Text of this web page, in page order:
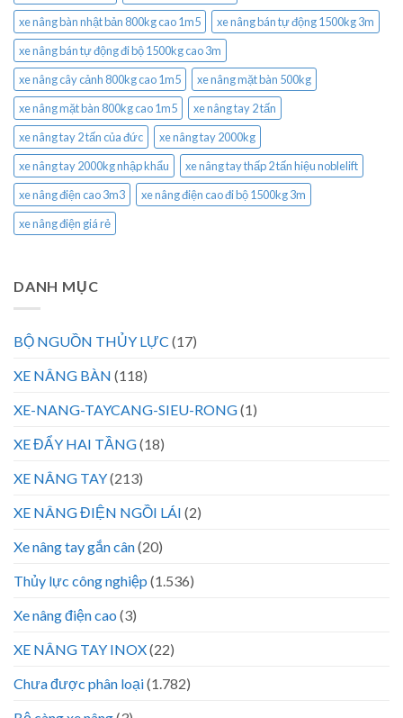
xe nâng bàn nhật bản 800kg cao 1m5
xe nâng bán tự động 1500kg 3m
xe nâng bán tự động đi bộ 1500kg cao 3m
xe nâng cây cảnh 800kg cao 1m5
xe nâng mặt bàn 500kg
xe nâng mặt bàn 800kg cao 1m5
xe nâng tay 2 tấn
xe nâng tay 2 tấn của đức
xe nâng tay 2000kg
xe nâng tay 2000kg nhập khẩu
xe nâng tay thấp 2 tấn hiệu noblelift
xe nâng điện cao 3m3
xe nâng điện cao đi bộ 1500kg 3m
xe nâng điện giá rẻ
DANH MỤC
BỘ NGUỒN THỦY LỰC (17)
XE NÂNG BÀN (118)
XE-NANG-TAYCANG-SIEU-RONG(1)
XE ĐẨY HAI TẦNG(18)
XE NÂNG TAY(213)
XE NÂNG ĐIỆN NGỒI LÁI (2)
Xe nâng tay gắn cân(20)
Thủy lực công nghiệp (1.536)
Xe nâng điện cao (3)
XE NÂNG TAY INOX(22)
Chưa được phân loại(1.782)